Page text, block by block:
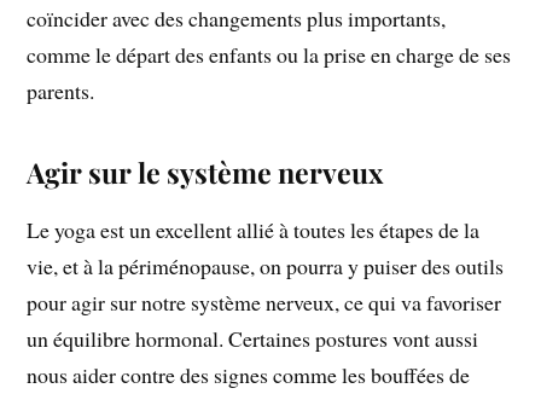
coïncider avec des changements plus importants,
comme le départ des enfants ou la prise en charge de ses
parents.
Agir sur le système nerveux
Le yoga est un excellent allié à toutes les étapes de la
vie, et à la périménopause, on pourra y puiser des outils
pour agir sur notre système nerveux, ce qui va favoriser
un équilibre hormonal. Certaines postures vont aussi
nous aider contre des signes comme les bouffées de